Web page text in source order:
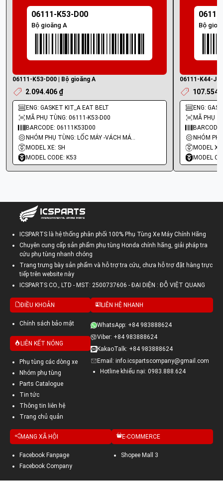
06111-K53-D00
Bộ gioăng A
06111-K53-D00 | Bộ gioăng A
2.094.406 ₫
ENG: GASKET KIT_A EAT BELT
MÃ PHỤ TÙNG: 06111-K53-D00
BARCODE: 06111K53D00
NHÓM PHỤ TÙNG: LỐC MÁY -VÁCH MÁY - GIOĂNG MÁY
MODEL XE: SH
MODEL CODE: K53
Bộ
06111-K44-
107.554
ENG:
MÃ PHỤ
MODEL
MODEL
ICSPARTS là hệ thống phân phối 100% Phụ Tùng Xe Máy Chính Hãng
Chuyên cung cấp sản phẩm phụ tùng Honda chính hãng, giải pháp tra
cứu phụ tùng nhanh chóng
Trang trưng bày sản phẩm và hỗ trợ tra cứu, chưa hỗ trợ đặt hàng trực
tiếp trên website này
ICSPARTS CO., LTD - MST: 2500737606 - ĐẠI DIỆN : ĐỖ VIỆT QUANG
ĐIỀU KHOẢN
Chính sách bảo mật
LIÊN KẾT NÓNG
Phụ tùng các dòng xe
Nhóm phụ tùng
Parts Catalogue
Tin tức
Thông tin liên hệ
Trang chủ quản
LIÊN HỆ NHANH
WhatsApp: +84 983888624
Viber: +84 983888624
KakaoTalk: +84 983888624
Email: info.icspartscompany@gmail.com
Hotline khiếu nại: 0983.888.624
MẠNG XÃ HỘI
Facebook Fanpage
Facebook Company
E-COMMERCE
Shopee Mall 3